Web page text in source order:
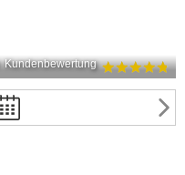
Kundenbewertung